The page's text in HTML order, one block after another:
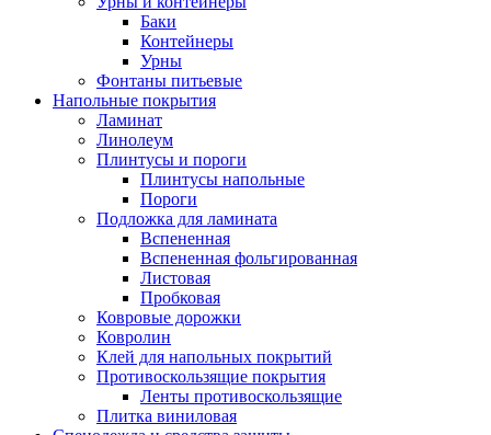
Баки
Контейнеры
Урны
Фонтаны питьевые
Напольные покрытия
Ламинат
Линолеум
Плинтусы и пороги
Плинтусы напольные
Пороги
Подложка для ламината
Вспененная
Вспененная фольгированная
Листовая
Пробковая
Ковровые дорожки
Ковролин
Клей для напольных покрытий
Противоскользящие покрытия
Ленты противоскользящие
Плитка виниловая